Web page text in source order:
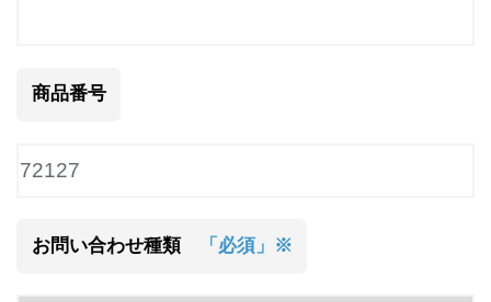
商品番号
お問い合わせ種類 「必須」※